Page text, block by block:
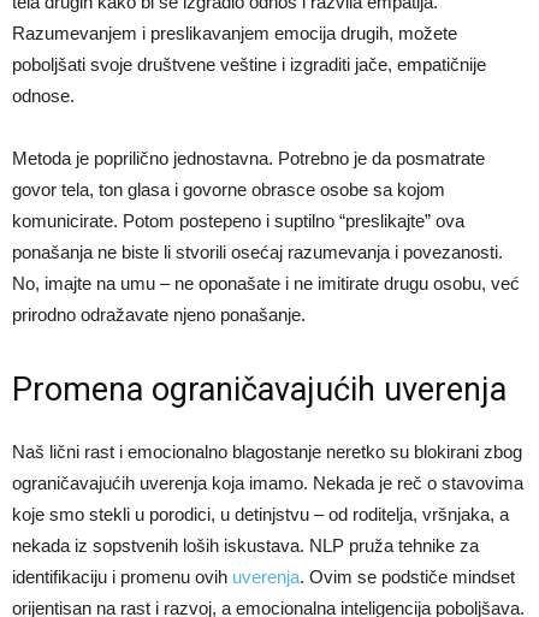
Razumevanjem i preslikavanjem emocija drugih, možete
poboljšati svoje društvene veštine i izgraditi jače, empatičnije
odnose.
Metoda je poprilično jednostavna. Potrebno je da posmatrate
govor tela, ton glasa i govorne obrasce osobe sa kojom
komunicirate. Potom postepeno i suptilno “preslikajte” ova
ponašanja ne biste li stvorili osećaj razumevanja i povezanosti.
No, imajte na umu – ne oponašate i ne imitirate drugu osobu, već
prirodno odražavate njeno ponašanje.
Promena ograničavajućih uverenja
Naš lični rast i emocionalno blagostanje neretko su blokirani zbog
ograničavajućih uverenja koja imamo. Nekada je reč o stavovima
koje smo stekli u porodici, u detinjstvu – od roditelja, vršnjaka, a
nekada iz sopstvenih loših iskustava. NLP pruža tehnike za
identifikaciju i promenu ovih uverenja. Ovim se podstiče mindset
orijentisan na rast i razvoj, a emocionalna inteligencija poboljšava.